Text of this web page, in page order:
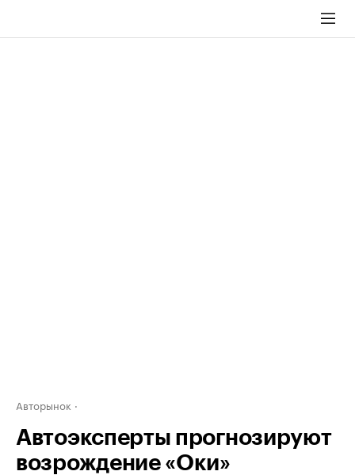
Авторынок
Автоэксперты прогнозируют
возрождение «Оки»